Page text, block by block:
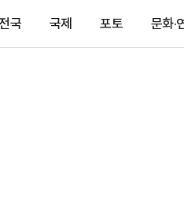
국 국제 포토 문화·